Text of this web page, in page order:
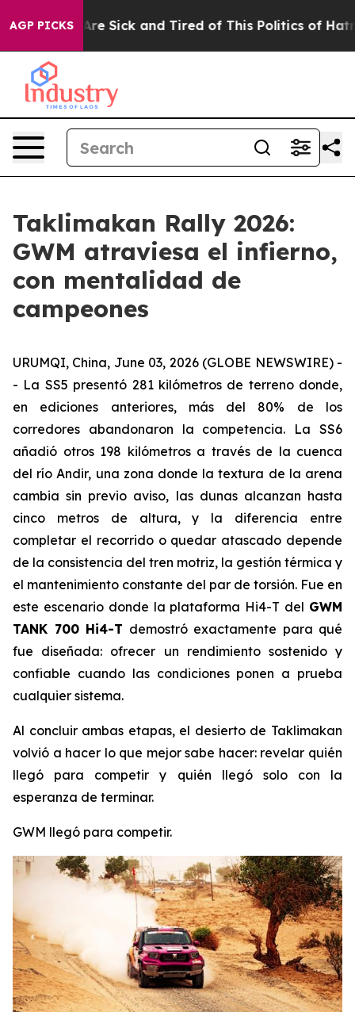
AGP PICKSAre Sick and Tired of This Politics of Hatred”
Taklimakan Rally 2026:
GWM atraviesa el infierno,
con mentalidad de
campeones
URUMQI, China, June 03, 2026 (GLOBE NEWSWIRE) -
- La SS5 presentó 281 kilómetros de terreno donde,
en ediciones anteriores, más del 80% de los
corredores abandonaron la competencia. La SS6
añadió otros 198 kilómetros a través de la cuenca
del río Andir, una zona donde la textura de la arena
cambia sin previo aviso, las dunas alcanzan hasta
cinco metros de altura, y la diferencia entre
completar el recorrido o quedar atascado depende
de la consistencia del tren motriz, la gestión térmica y
el mantenimiento constante del par de torsión. Fue en
este escenario donde la plataforma Hi4-T del GWM
TANK 700 Hi4-T demostró exactamente para qué
fue diseñada: ofrecer un rendimiento sostenido y
confiable cuando las condiciones ponen a prueba
cualquier sistema.
Al concluir ambas etapas, el desierto de Taklimakan
volvió a hacer lo que mejor sabe hacer: revelar quién
llegó para competir y quién llegó solo con la
esperanza de terminar.
GWM llegó para competir.